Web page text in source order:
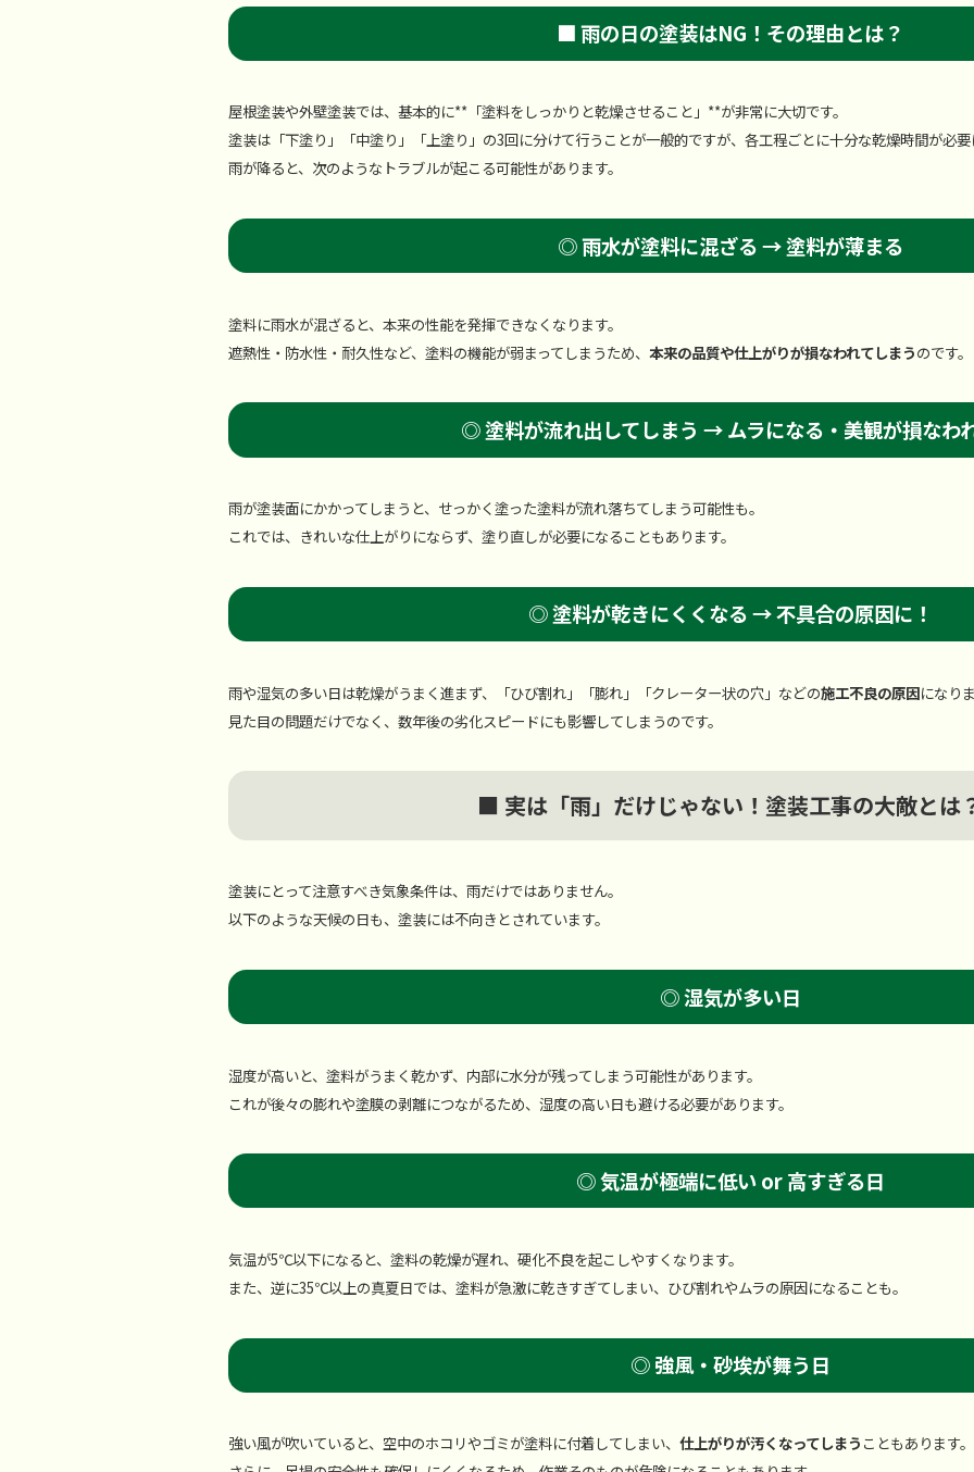
■ 雨の日の塗装はNG！その理由とは？
屋根塗装や外壁塗装では、基本的に**「塗料をしっかりと乾燥させること」**が非常に大切です。
塗装は「下塗り」「中塗り」「上塗り」の3回に分けて行うことが一般的ですが、各工程ごとに十分な乾燥時間が必
雨が降ると、次のようなトラブルが起こる可能性があります。
◎ 雨水が塗料に混ざる → 塗料が薄まる
塗料に雨水が混ざると、本来の性能を発揮できなくなります。
遮熱性・防水性・耐久性など、塗料の機能が弱まってしまうため、 本来の品質や仕上がりが損なわれてしまうのです。
◎ 塗料が流れ出してしまう → ムラになる・美観が損なわ
雨が塗装面にかかってしまうと、せっかく塗った塗料が流れ落ちてしまう可能性も。
これでは、きれいな仕上がりにならず、塗り直しが必要になることもあります。
◎ 塗料が乾きにくくなる → 不具合の原因に！
雨や湿気の多い日は乾燥がうまく進まず、「ひび割れ」「膨れ」「クレーター状の穴」などの施工不良の原因になり
見た目の問題だけでなく、数年後の劣化スピードにも影響してしまうのです。
■ 実は「雨」だけじゃない！塗装工事の大敵とは
塗装にとって注意すべき気象条件は、雨だけではありません。
以下のような天候の日も、塗装には不向きとされています。
◎ 湿気が多い日
湿度が高いと、塗料がうまく乾かず、内部に水分が残ってしまう可能性があります。
これが後々の膨れや塗膜の剥離につながるため、湿度の高い日も避ける必要があります。
◎ 気温が極端に低い or 高すぎる日
気温が5℃以下になると、塗料の乾燥が遅れ、硬化不良を起こしやすくなります。
また、逆に35℃以上の真夏日では、塗料が急激に乾きすぎてしまい、ひび割れやムラの原因になることも。
◎ 強風・砂埃が舞う日
強い風が吹いていると、空中のホコリやゴミが塗料に付着してしまい、 仕上がりが汚くなってしまう こともあります。